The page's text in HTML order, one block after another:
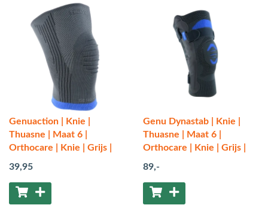
Genuaction | Knie |
Thuasne | Maat 6 |
Orthocare | Knie | Grijs |
39,95
Genu Dynastab | Knie |
Thuasne | Maat 6 |
Orthocare | Knie | Grijs |
89,-